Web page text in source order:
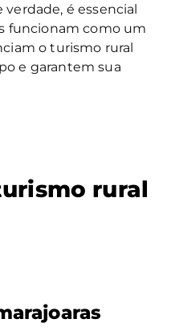
é essencial
funcionam como um
o turismo rural
e garantem sua
rural